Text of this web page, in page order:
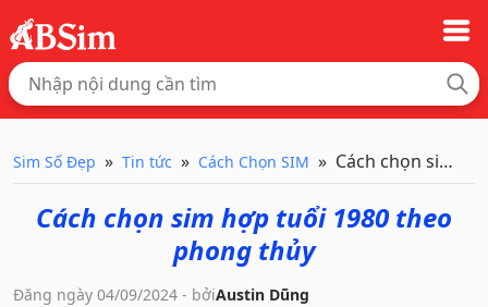
Sim Số Đẹp Tin tức Cách Chọn SIM Cách chọn sim
Cách chọn sim hợp tuổi 1980 theo
phong thủy
Đăng ngày 04/09/2024 - bởiAustin Dũng